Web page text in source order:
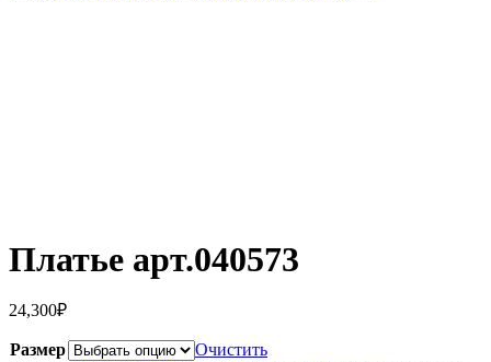
Платье арт.040573
24,300₽
Размер
Очистить